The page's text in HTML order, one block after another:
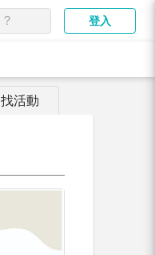
登入
找活動